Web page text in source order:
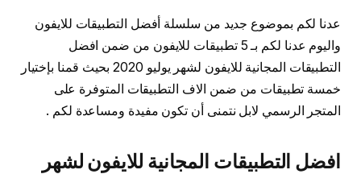
عدنا لكم بموضوع جديد من سلسلة أفضل التطبيقات للايفون
واليوم عدنا لكم بـ 5 تطبيقات للايفون من ضمن افضل
التطبيقات المجانية للايفون لشهر يوليو 2020 بحيث قمنا بإختيار
خمسة تطبيقات من ضمن الاف التطبيقات المتوفرة على
المتجر الرسمي لابل نتمنى أن تكون مفيدة ومساعدة لكم .
افضل التطبيقات المجانية للايفون لشهر